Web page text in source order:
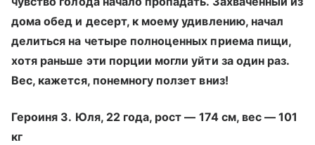
дома обед и десерт, к моему удивлению, начал
делиться на четыре полноценных приема пищи,
хотя раньше эти порции могли уйти за один раз.
Вес, кажется, понемногу ползет вниз!
Героиня 3. Юля, 22 года, рост — 174 см, вес — 101
кг